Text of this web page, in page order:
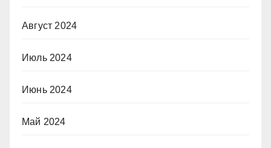
Август 2024
Июль 2024
Июнь 2024
Май 2024